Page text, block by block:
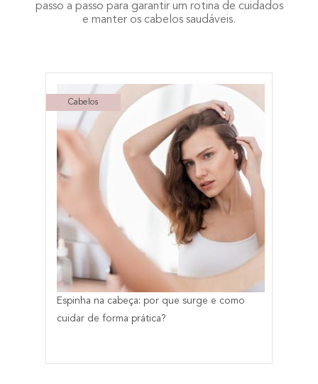
passo a passo para garantir um rotina de cuidados
e manter os cabelos saudáveis.
Cabelos
Espinha na cabeça: por que surge e como
cuidar de forma prática?